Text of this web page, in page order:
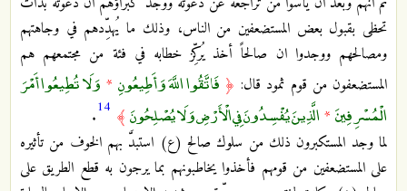
تحظى بقبول بعض المستضعفين من الناس، وذلك ما يُهدِّدهم في وجاهتهم
ومصالحهم ووجدوا ان صالحاً أخذ يُركِّز خطابه في فئة من مجتمعهم هم
المستضعفون من قوم ثمود قال: ﴿ فَاتَّقُوا اللَّهَ وَأَطِيعُونِ * وَلَا تُطِيعُوا أَمْرَ
الْمُسْرِفِينَ * الَّذِينَ يُفْسِدُونَ فِي الْأَرْضِ وَلَا يُصْلِحُونَ ﴾ 14
.
لما وجد المستكبرون ذلك من سلوك صالح (ع) استبدَّ بهم الخوف من تأثيره
على المستضعفين من قومهم فأخذوا يخاطبونهم بما يرجون به قطع الطريق على